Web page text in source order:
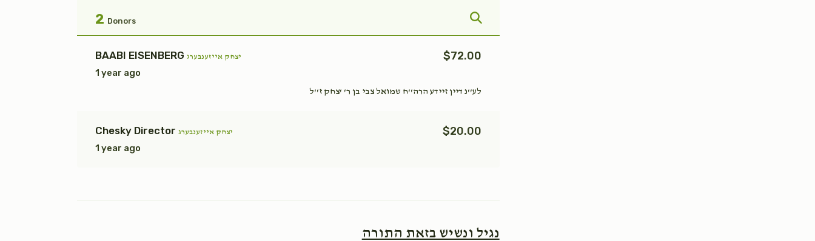
$1,800.00
$1,800.00
$1,800.00
$1,800.00
וזאת הברכה (ברכת משה
2 Donors
BAABI EISENBERG יצחק אייזענבערג
1 year ago
$72.00
לע''נ דיין זיידע הרה''ח שמואל צבי בן ר' 'צחק ז''ל
Chesky Director יצחק אייזענבערג
1 year ago
$20.00
נגיל ונשיש בזאת התורה